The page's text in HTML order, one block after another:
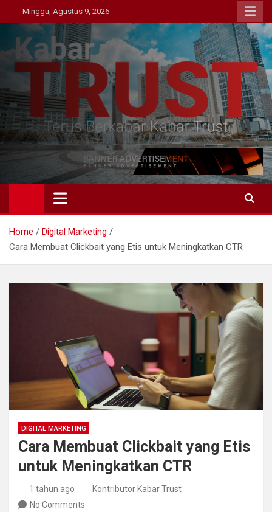
to
content
Minggu, Agustus 9, 2026
Kabar Trust
Terus Berkabar Kabar Trust
Home
Digital Marketing
Cara Membuat Clickbait yang Etis untuk Meningkatkan CTR
DIGITAL MARKETING
Cara Membuat Clickbait yang Etis
untuk Meningkatkan CTR
1 tahun ago
Kontributor Kabar Trust
No Comments